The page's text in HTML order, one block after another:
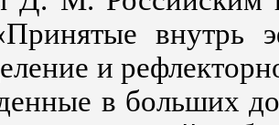
внутрь
и
в больших